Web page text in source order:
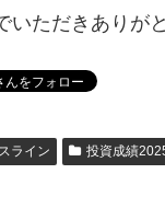
いただきありが
ライン 投資成績